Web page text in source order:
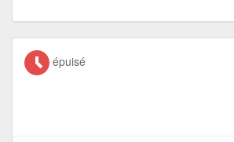
épuisé